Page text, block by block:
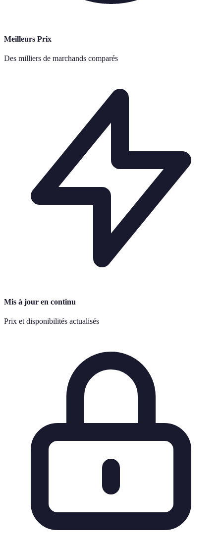
Meilleurs Prix
Des milliers de marchands comparés
Mis à jour en continu
Prix et disponibilités actualisés